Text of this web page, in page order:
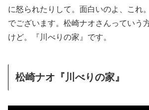
に怒られたりして。面白いのよ、これ
でございます。松崎ナオさんっていう
けど。『川べりの家』です。
松崎ナオ『川べりの家』